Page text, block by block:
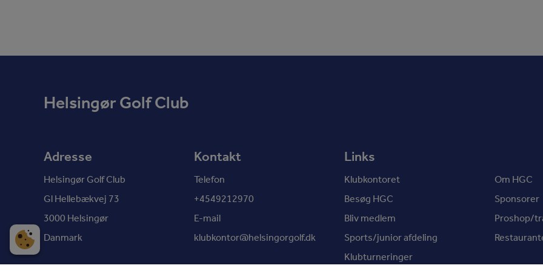
Helsingør Golf Club
Adresse
Helsingør Golf Club
Gl Hellebækvej 73
3000 Helsingør
Danmark
Kontakt
Telefon
+4549212970
E-mail
klubkontor@helsingorgolf.dk
Links
Klubkontoret
Besøg HGC
Bliv medlem
Sports/junior afdeling
Klubturneringer
Om HGC
Sponsorer
Proshop/